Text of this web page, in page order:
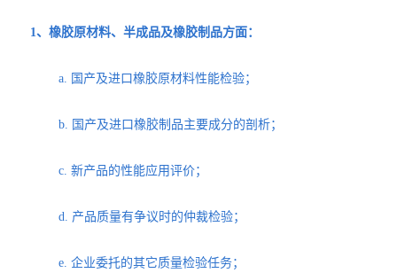
1、橡胶原材料、半成品及橡胶制品方面：
a. 国产及进口橡胶原材料性能检验；
b. 国产及进口橡胶制品主要成分的剖析；
c. 新产品的性能应用评价；
d. 产品质量有争议时的仲裁检验；
e. 企业委托的其它质量检验任务；